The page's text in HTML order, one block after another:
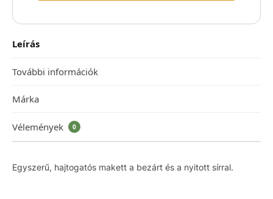
Leírás
További információk
Márka
Vélemények 0
Egyszerű, hajtogatós makett a bezárt és a nyitott sírral.